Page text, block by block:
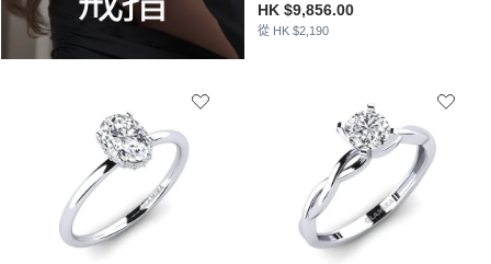
HK $9,856.00
從 HK $2,190